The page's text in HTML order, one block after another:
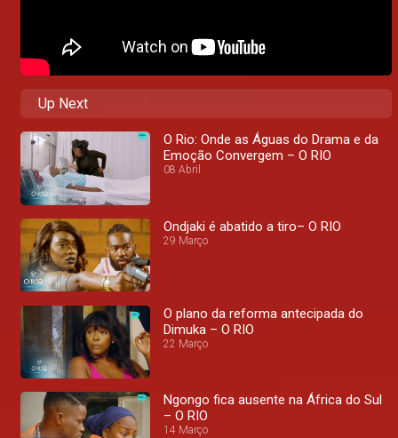
Up Next
O Rio: Onde as Águas do Drama e da
Emoção Convergem – O RIO
08 Abril
Ondjaki é abatido a tiro– O RIO
29 Março
O plano da reforma antecipada do
Dimuka – O RIO
22 Março
Ngongo fica ausente na África do Sul
– O RIO
14 Março